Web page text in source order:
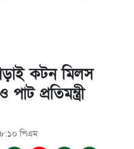
কটন মিলস
প্রতিমন্ত্রী
পিএম